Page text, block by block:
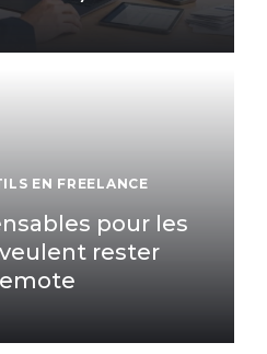
EN FREELANCE
pour les
rester